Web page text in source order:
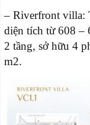
– Riverfront villa:
diện tích từ 608 –
2 tầng, sở hữu 4
m2.